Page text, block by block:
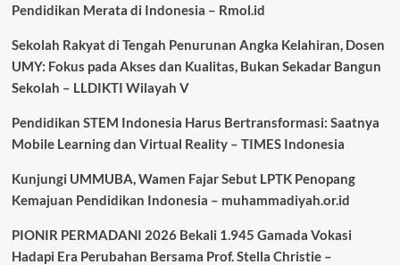
Pendidikan Merata di Indonesia – Rmol.id
Sekolah Rakyat di Tengah Penurunan Angka Kelahiran, Dosen
UMY: Fokus pada Akses dan Kualitas, Bukan Sekadar Bangun
Sekolah – LLDIKTI Wilayah V
Pendidikan STEM Indonesia Harus Bertransformasi: Saatnya
Mobile Learning dan Virtual Reality – TIMES Indonesia
Kunjungi UMMUBA, Wamen Fajar Sebut LPTK Penopang
Kemajuan Pendidikan Indonesia – muhammadiyah.or.id
PIONIR PERMADANI 2026 Bekali 1.945 Gamada Vokasi
Hadapi Era Perubahan Bersama Prof. Stella Christie –